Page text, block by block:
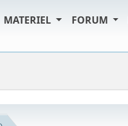
MATERIEL FORUM